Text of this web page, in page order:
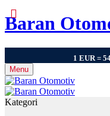
Baran
1 EUR =
Menu
Kategori